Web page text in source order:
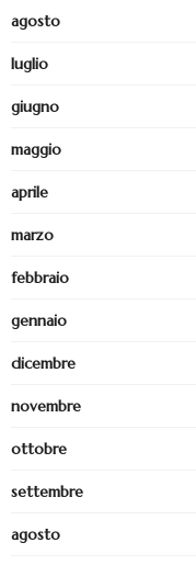
agosto
luglio
giugno
maggio
aprile
marzo
febbraio
gennaio
dicembre
novembre
ottobre
settembre
agosto